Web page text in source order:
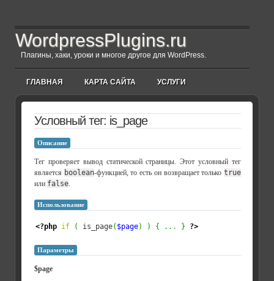
WordpressPlugins.ru
Плагины, хаки, уроки и многое другое для WordPress.
ГЛАВНАЯ КАРТА САЙТА УСЛУГИ
Условный тег: is_page
Описание
Тег проверяет вывод статической страницы. Этот условный тег
является boolean-функцией, то есть он возвращает толькоtrue
или false.
Использование
<?php if ( is_page( $page) ) { ... } ?>
Параметры
$page